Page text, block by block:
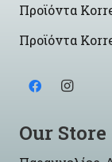
Προϊόντα
Προϊόντα
Our Store